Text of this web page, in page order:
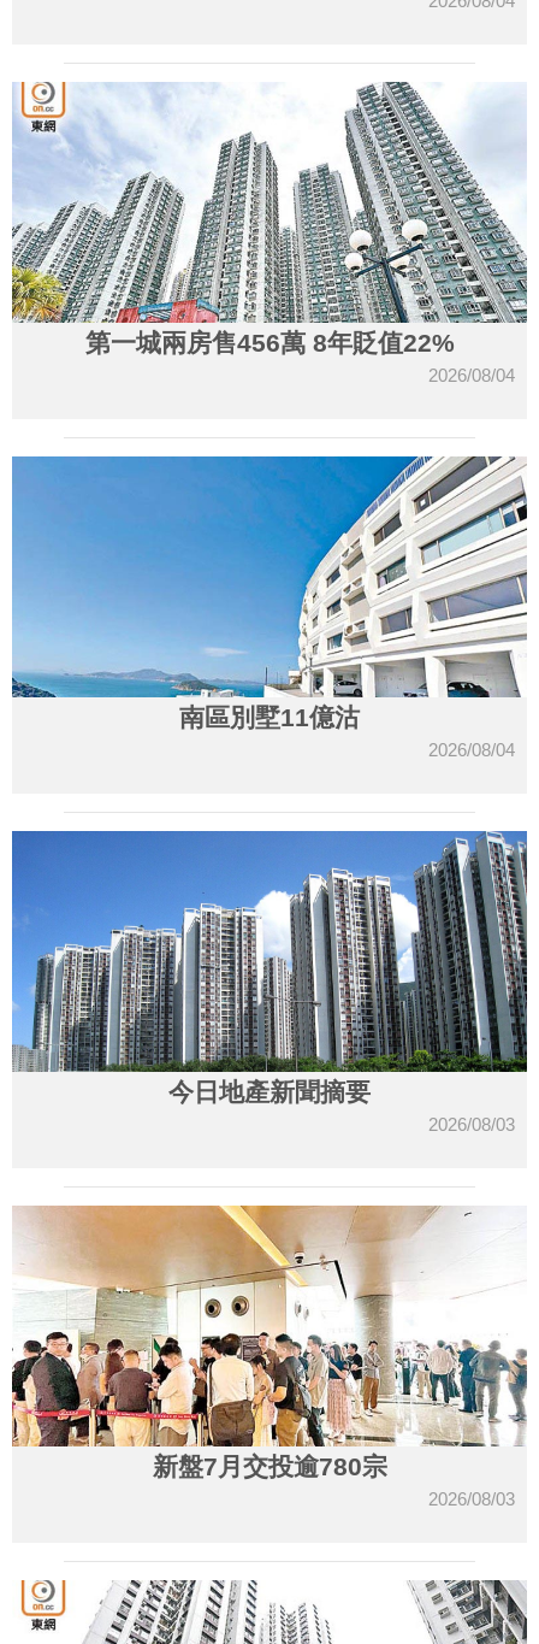
第一城兩房售456萬 8年貶值22%
2026/08/04
南區別墅11億沽
2026/08/04
今日地產新聞摘要
2026/08/03
新盤7月交投逾780宗
2026/08/03